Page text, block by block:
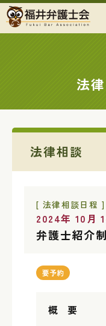
法
法律相談
[ 法律相談日程 ]
2024年 10月
弁護士紹介
要予約
概 要